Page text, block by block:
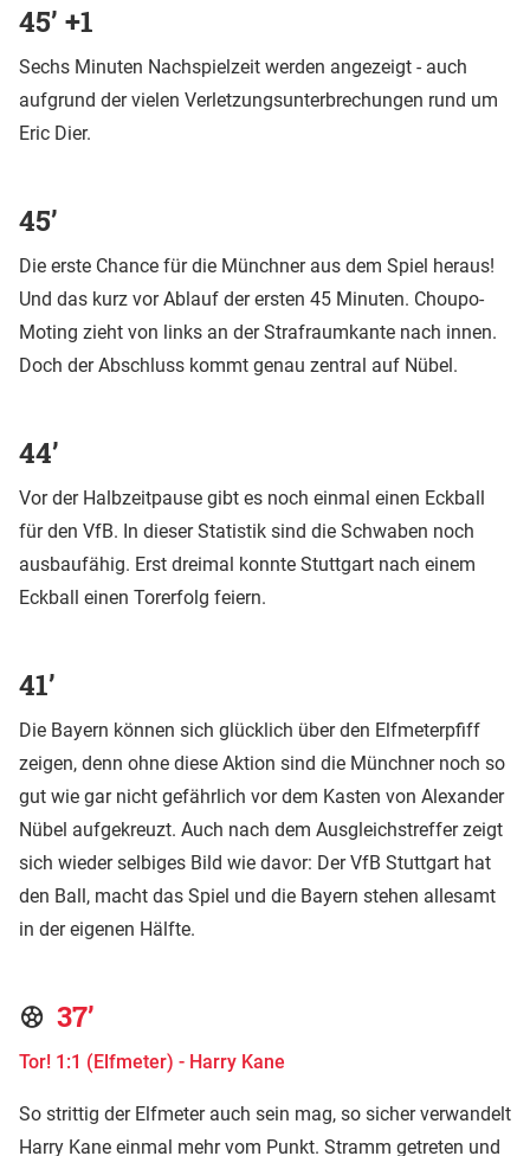
45’ +1
Sechs Minuten Nachspielzeit werden angezeigt - auch
aufgrund der vielen Verletzungsunterbrechungen rund um
Eric Dier.
45’
Die erste Chance für die Münchner aus dem Spiel heraus!
Und das kurz vor Ablauf der ersten 45 Minuten. Choupo-
Moting zieht von links an der Strafraumkante nach innen.
Doch der Abschluss kommt genau zentral auf Nübel.
44’
Vor der Halbzeitpause gibt es noch einmal einen Eckball
für den VfB. In dieser Statistik sind die Schwaben noch
ausbaufähig. Erst dreimal konnte Stuttgart nach einem
Eckball einen Torerfolg feiern.
41’
Die Bayern können sich glücklich über den Elfmeterpfiff
zeigen, denn ohne diese Aktion sind die Münchner noch so
gut wie gar nicht gefährlich vor dem Kasten von Alexander
Nübel aufgekreuzt. Auch nach dem Ausgleichstreffer zeigt
sich wieder selbiges Bild wie davor: Der VfB Stuttgart hat
den Ball, macht das Spiel und die Bayern stehen allesamt
in der eigenen Hälfte.
37’
Tor! 1:1 (Elfmeter) - Harry Kane
So strittig der Elfmeter auch sein mag, so sicher verwandelt
Harry Kane einmal mehr vom Punkt. Stramm getreten und